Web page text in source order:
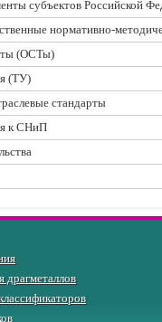
субъектов Российской
нормативно-
(ОСТы)
(ТУ)
стандарты
к СНиП
драгметаллов